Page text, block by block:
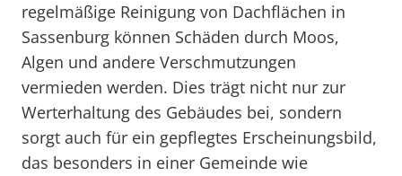
regelmäßige Reinigung von Dachflächen in
Sassenburg können Schäden durch Moos,
Algen und andere Verschmutzungen
vermieden werden. Dies trägt nicht nur zur
Werterhaltung des Gebäudes bei, sondern
sorgt auch für ein gepflegtes Erscheinungsbild,
das besonders in einer Gemeinde wie